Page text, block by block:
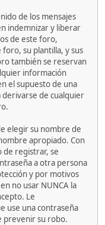
de los mensajes
indemnizar y liberar
de este foro,
su plantilla, y sus
también se reservan
información
el supuesto de una
de cualquier
elegir su nombre de
apropiado. Con
de registrar, se
a otra persona
y por motivos
no usar NUNCA la
Le
use una contraseña
prevenir su robo.